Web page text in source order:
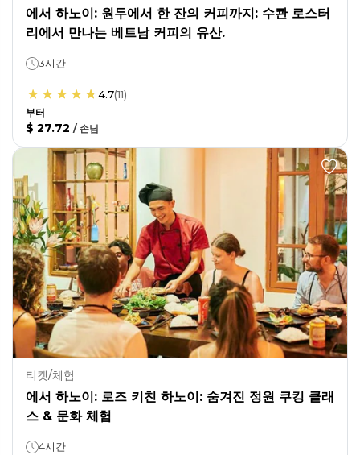
에서 하노이: 원두에서 한 잔의 커피까지: 수콴 로스터
리에서 만나는 베트남 커피의 유산.
3시간
4.7(11)
부터
$ 27.72 / 손님
티켓/체험
에서 하노이: 로즈 키친 하노이: 숨겨진 정원 쿠킹 클래
스 & 문화 체험
4시간